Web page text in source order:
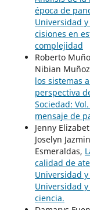
época de
Universidad y
cisiones en
complejidad
Roberto
Nibian
los sistemas
perspectiva
Sociedad:
mensaje de
Jenny
Joselyn
Esmeraldas,
calidad de
Universidad y
Universidad
ciencia.